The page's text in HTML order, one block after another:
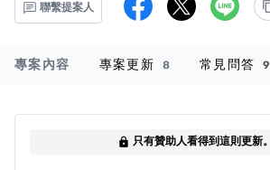
聯繫提案人
專案內容 專案更新 8 常見問答 9
lock 只有贊助人看得到這則更新。